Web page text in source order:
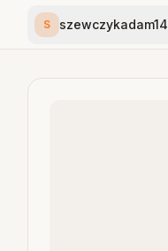
S szewczykadam14